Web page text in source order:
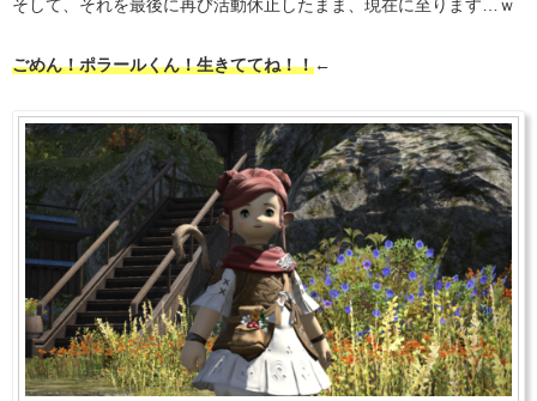
そして、それを最後に再び活動休止したまま、現在に至ります…ｗ
ごめん！ポラールくん！生きててね！！←